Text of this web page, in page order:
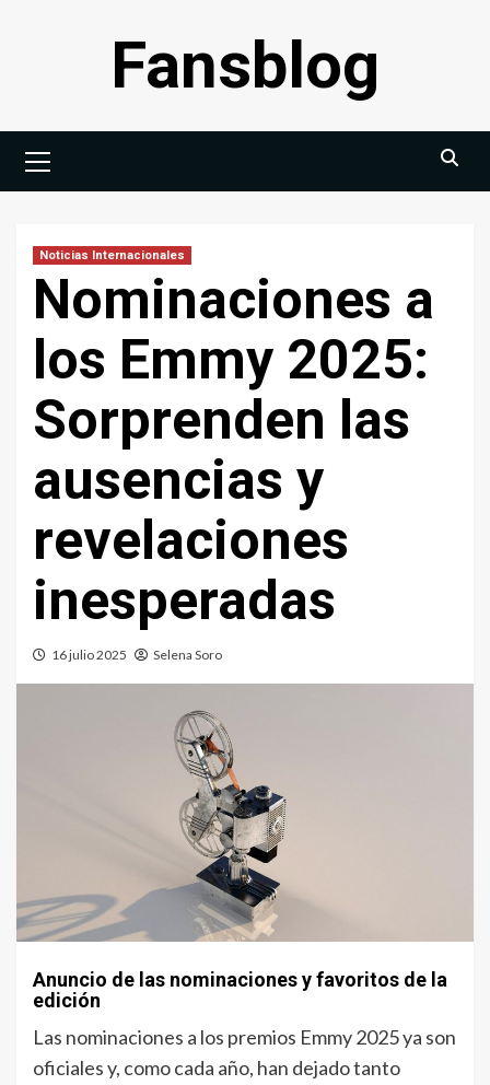
Fansblog
principal
Noticias Internacionales
Nominaciones a
los Emmy 2025:
Sorprenden las
ausencias y
revelaciones
inesperadas
16 julio 2025 Selena Soro
Anuncio de las nominaciones y favoritos de la
edición
Las nominaciones a los premios Emmy 2025 ya son
oficiales y, como cada año, han dejado tanto